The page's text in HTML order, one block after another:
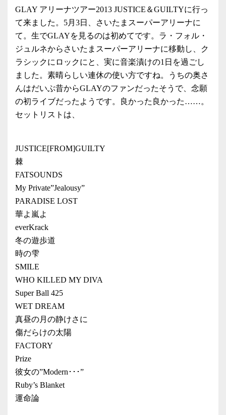
GLAY アリーナツアー2013 JUSTICE＆GUILTYに行っ
て来ました。5月3日、さいたまスーパーアリーナに
て。生でGLAYを見るのは初めてです。ラ・フォル・
ジュルネからさいたまスーパーアリーナに移動し、ク
ラシックにロックにと、実に音楽漬けの1日を過ごし
ました。素晴らしい連休の使い方ですね。うちの奥さ
んはだいぶ昔からGLAYのファンだったそうで、念願
の初ライブだったようです。良かった良かった……。
セットリストは、
JUSTICE[FROM]GUILTY
棘
FATSOUNDS
My Private”Jealousy”
PARADISE LOST
華よ嵐よ
everKrack
冬の遊歩道
時の雫
SMILE
WHO KILLED MY DIVA
Super Ball 425
WET DREAM
真昼の月の静けさに
傷だらけの太陽
FACTORY
Prize
彼女の”Modern･･･”
Ruby’s Blanket
運命論